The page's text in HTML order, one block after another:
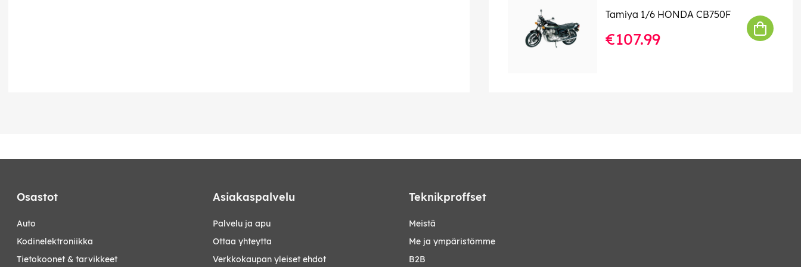
Tamiya 1/6 HONDA CB750F
€107.99
Osastot
auto
kodinelektroniikka
tietokoonet & tarvikkeet
Asiakaspalvelu
Palvelu ja apu
Ottaa yhteytta
Verkkokaupan yleiset ehdot
Teknikproffset
Meistä
Me ja ympäristömme
B2B